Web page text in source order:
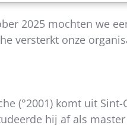
2025 mochten we
versterkt onze
(°2001) komt uit
hij af als